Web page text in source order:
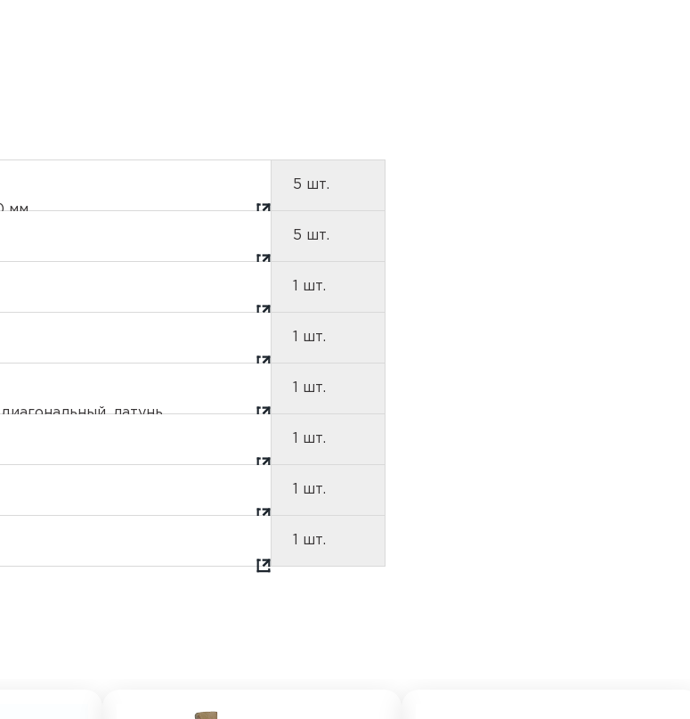
мм
5 шт.
5 шт.
1 шт.
1 шт.
латунь
1 шт.
1 шт.
1 шт.
1 шт.